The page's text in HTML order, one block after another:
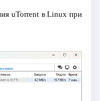
uTorrent в Linux при